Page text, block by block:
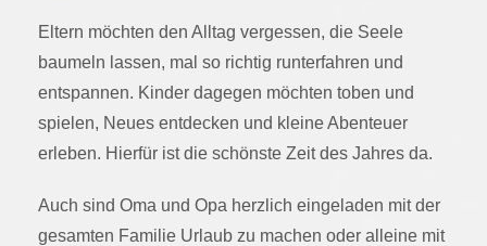
Eltern möchten den Alltag vergessen, die Seele
baumeln lassen, mal so richtig runterfahren und
entspannen. Kinder dagegen möchten toben und
spielen, Neues entdecken und kleine Abenteuer
erleben. Hierfür ist die schönste Zeit des Jahres da.
Auch sind Oma und Opa herzlich eingeladen mit der
gesamten Familie Urlaub zu machen oder alleine mit